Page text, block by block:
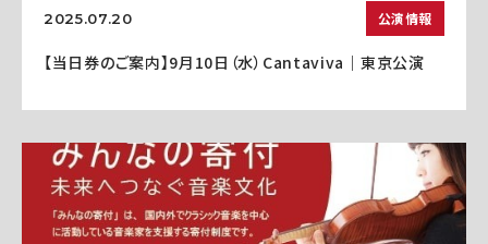
2025.07.20 公演情報
【当日券のご案内】9月10日（水）Cantaviva｜東京公演